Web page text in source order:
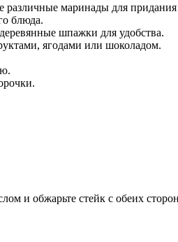
маринады для придания
блюда.
шпажки для удобства.
ягодами или шоколадом.
и обжарьте стейк с обеих